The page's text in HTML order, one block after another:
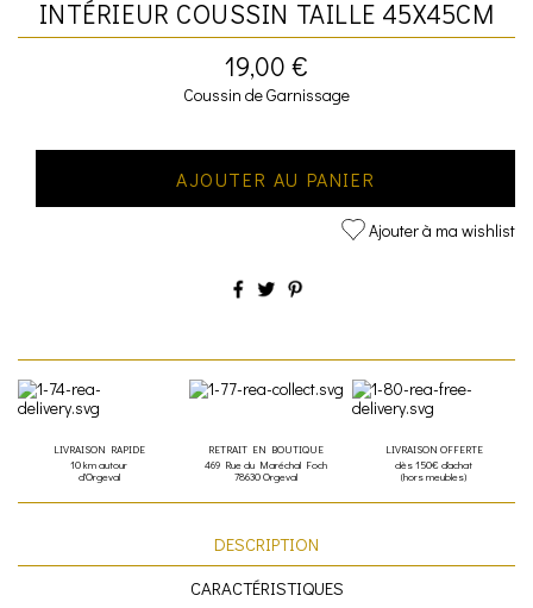
INTÉRIEUR COUSSIN TAILLE 45X45CM
19,00 €
Coussin de Garnissage
AJOUTER AU PANIER
Ajouter à ma wishlist
LIVRAISON RAPIDE
10 km autour
d'Orgeval
RETRAIT EN BOUTIQUE
469 Rue du Maréchal Foch
78630 Orgeval
LIVRAISON OFFERTE
dès 150€ d'achat
(hors meubles)
DESCRIPTION
CARACTÉRISTIQUES